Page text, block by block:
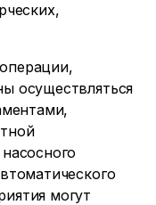
осуществляться
могут